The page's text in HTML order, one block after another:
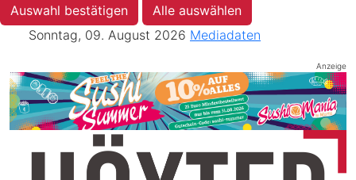
Auswahl bestätigen
Alle auswählen
Sonntag, 09. August 2026 Mediadaten
Anzeige